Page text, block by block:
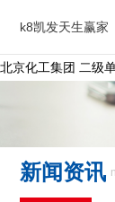
北京化工集团 二级
k8凯发天生赢家
新闻资讯